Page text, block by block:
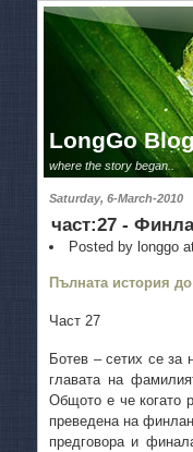
LongGo
where the story began..
Saturday, 6-March-2010
част:27 -
Posted by longgo
Пълната история
Част 27
Ботев – сетих се за
главата на
Общото е че когато
преведена на
предговора и